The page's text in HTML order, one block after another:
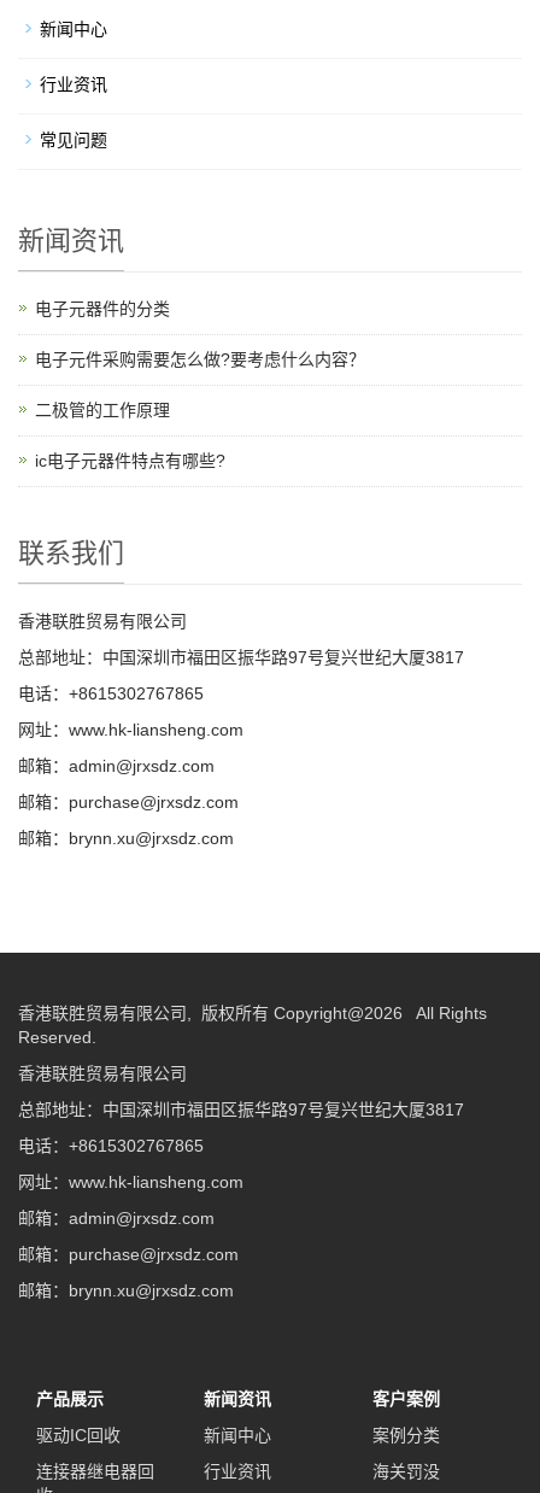
新闻中心
行业资讯
常见问题
新闻资讯
电子元器件的分类
电子元件采购需要怎么做?要考虑什么内容？
二极管的工作原理
ic电子元器件特点有哪些?
联系我们
香港联胜贸易有限公司
总部地址：中国深圳市福田区振华路97号复兴世纪大厦3817
电话：+8615302767865
网址：www.hk-liansheng.com
邮箱：admin@jrxsdz.com
邮箱：purchase@jrxsdz.com
邮箱：brynn.xu@jrxsdz.com
香港联胜贸易有限公司, 版权所有 Copyright@2026 All Rights
Reserved.
香港联胜贸易有限公司
总部地址：中国深圳市福田区振华路97号复兴世纪大厦3817
电话：+8615302767865
网址：www.hk-liansheng.com
邮箱：admin@jrxsdz.com
邮箱：purchase@jrxsdz.com
邮箱：brynn.xu@jrxsdz.com
产品展示
驱动IC回收
连接器继电器回
新闻资讯
新闻中心
行业资讯
客户案例
案例分类
海关罚没